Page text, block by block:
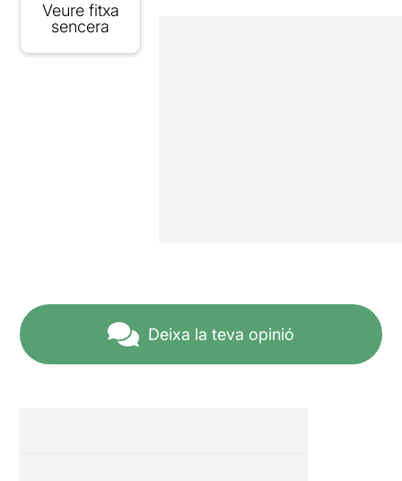
Veure fitxa
sencera
Deixa la teva opinió